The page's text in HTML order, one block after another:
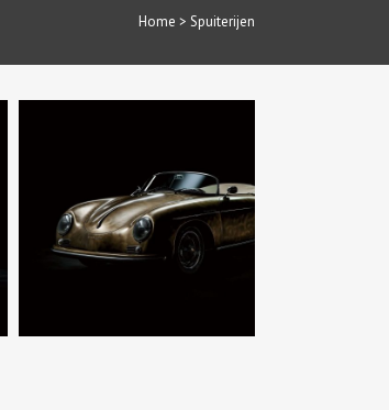
Home > Spuiterijen